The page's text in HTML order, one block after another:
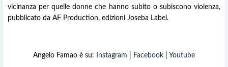
vicinanza per quelle donne che hanno subito o subiscono violenza,
pubblicato da AF Production, edizioni Joseba Label.
Angelo Famao è su: Instagram Facebook Youtube